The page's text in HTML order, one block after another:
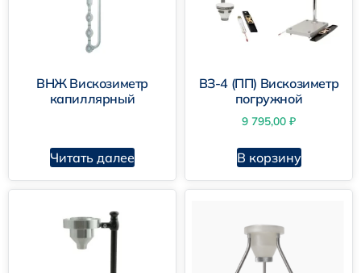
ВНЖ Вискозиметр
капиллярный
Читать далее
ВЗ-4 (ПП) Вискозиметр
погружной
9 795,00 ₽
В корзину